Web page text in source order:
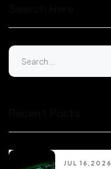
JUL 16,2026